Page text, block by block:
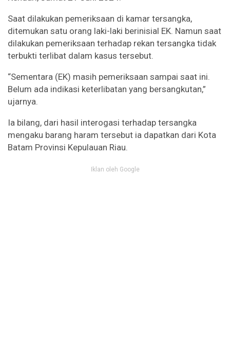
Saat dilakukan pemeriksaan di kamar tersangka,
ditemukan satu orang laki-laki berinisial EK. Namun saat
dilakukan pemeriksaan terhadap rekan tersangka tidak
terbukti terlibat dalam kasus tersebut.
“Sementara (EK) masih pemeriksaan sampai saat ini.
Belum ada indikasi keterlibatan yang bersangkutan,”
ujarnya.
Ia bilang, dari hasil interogasi terhadap tersangka
mengaku barang haram tersebut ia dapatkan dari Kota
Batam Provinsi Kepulauan Riau.
Iklan oleh Google